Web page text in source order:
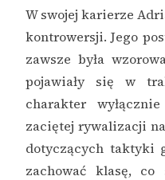
W swojej karierze
kontrowersji. Jego
zawsze była
pojawiały się w
charakter
zaciętej rywalizacji
dotyczących taktyki
zachować klasę,